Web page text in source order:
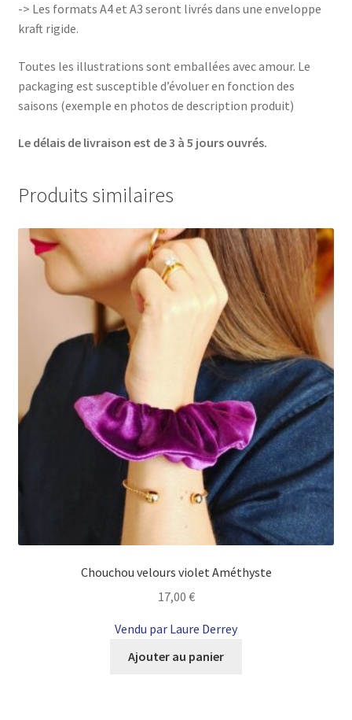
-> Les formats A4 et A3 seront livrés dans une enveloppe
kraft rigide.
Toutes les illustrations sont emballées avec amour. Le
packaging est susceptible d’évoluer en fonction des
saisons (exemple en photos de description produit)
Le délais de livraison est de 3 à 5 jours ouvrés.
Produits similaires
Chouchou velours violet Améthyste
17,00 €
Vendu par Laure Derrey
Ajouter au panier